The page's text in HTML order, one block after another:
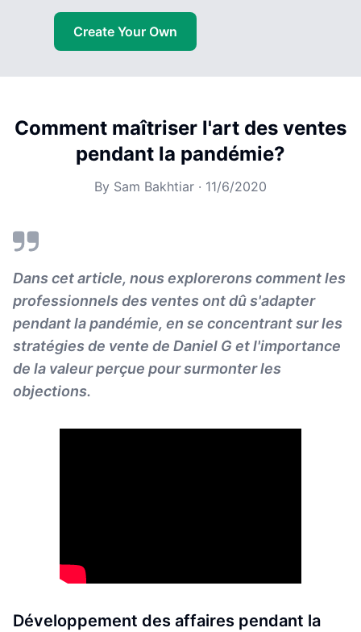
Create Your Own
Comment maîtriser l'art des ventes
pendant la pandémie?
By Sam Bakhtiar · 11/6/2020
Dans cet article, nous explorerons comment les
professionnels des ventes ont dû s'adapter
pendant la pandémie, en se concentrant sur les
stratégies de vente de Daniel G et l'importance
de la valeur perçue pour surmonter les
objections.
Développement des affaires pendant la